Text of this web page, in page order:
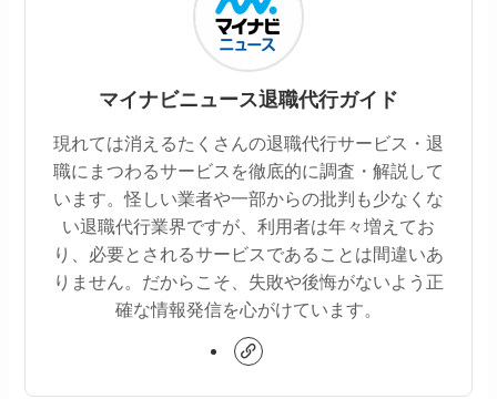
マイナビニュース退職代行ガイド
現れては消えるたくさんの退職代行サービス・退
職にまつわるサービスを徹底的に調査・解説して
います。怪しい業者や一部からの批判も少なくな
い退職代行業界ですが、利用者は年々増えてお
り、必要とされるサービスであることは間違いあ
りません。だからこそ、失敗や後悔がないよう正
確な情報発信を心がけています。